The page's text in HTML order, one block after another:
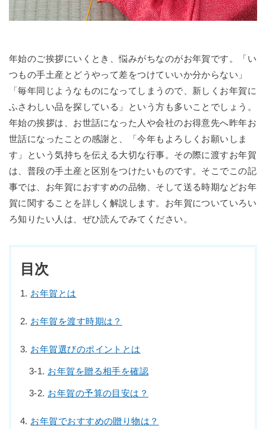
年始のご挨拶にいくとき、悩みがちなのがお年賀です。「い
つもの手土産とどうやって差をつけていいか分からない」
「毎年同じようなものになってしまうので、新しくお年賀に
ふさわしい品を探している」という方も多いことでしょう。
年始の挨拶は、お世話になった人や会社のお得意先へ昨年お
世話になったことの感謝と、「今年もよろしくお願いしま
す」という気持ちを伝える大切な行事。その際に渡すお年賀
は、普段の手土産と区別をつけたいものです。そこでこの記
事では、お年賀におすすめの品物、そして送る時期などお年
賀に関することを詳しく解説します。お年賀についていろい
ろ知りたい人は、ぜひ読んでみてください。
目次
お年賀とは
お年賀を渡す時期は？
お年賀選びのポイントとは
お年賀を贈る相手を確認
お年賀の予算の目安は？
お年賀でおすすめの贈り物は？